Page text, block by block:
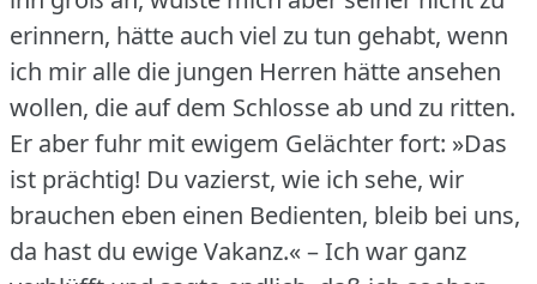
erinnern, hätte auch viel zu tun gehabt, wenn
ich mir alle die jungen Herren hätte ansehen
wollen, die auf dem Schlosse ab und zu ritten.
Er aber fuhr mit ewigem Gelächter fort: »Das
ist prächtig! Du vazierst, wie ich sehe, wir
brauchen eben einen Bedienten, bleib bei uns,
da hast du ewige Vakanz.« – Ich war ganz